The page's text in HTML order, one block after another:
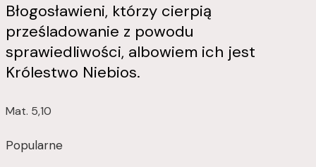
Błogosławieni, którzy cierpią
prześladowanie z powodu
sprawiedliwości, albowiem ich jest
Królestwo Niebios.
Mat. 5,10
Popularne